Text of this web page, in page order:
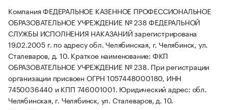
Компания ФЕДЕРАЛЬНОЕ КАЗЕННОЕ ПРОФЕССИОНАЛЬНОЕ
ОБРАЗОВАТЕЛЬНОЕ УЧРЕЖДЕНИЕ № 238 ФЕДЕРАЛЬНОЙ
СЛУЖБЫ ИСПОЛНЕНИЯ НАКАЗАНИЙ зарегистрирована
19.02.2005 г. по адресу обл. Челябинская, г. Челябинск, ул.
Сталеваров, д. 10. Краткое наименование: ФКП
ОБРАЗОВАТЕЛЬНОЕ УЧРЕЖДЕНИЕ № 238. При регистрации
организации присвоен ОГРН 1057448000180, ИНН
7450036440 и КПП 746001001. Юридический адрес: обл.
Челябинская, г. Челябинск, ул. Сталеваров, д. 10.